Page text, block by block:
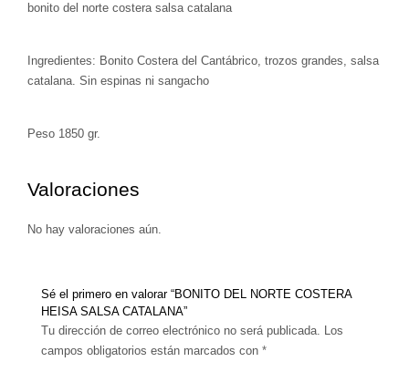
bonito del norte costera salsa catalana
Ingredientes: Bonito Costera del Cantábrico, trozos grandes, salsa
catalana. Sin espinas ni sangacho
Peso 1850 gr.
Valoraciones
No hay valoraciones aún.
Sé el primero en valorar “BONITO DEL NORTE COSTERA
HEISA SALSA CATALANA”
Tu dirección de correo electrónico no será publicada. Los
campos obligatorios están marcados con *